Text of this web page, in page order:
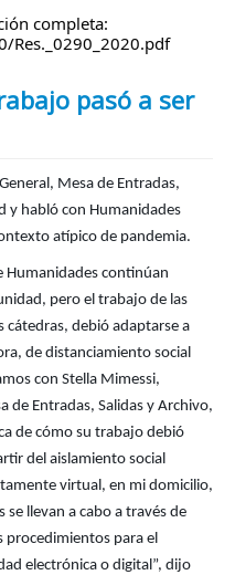
Res._0290_2020.pdf
pasó a ser
Mesa de Entradas,
y habló con Humanidades
atípico de pandemia.
Humanidades continúan
pero el trabajo de las
cátedras, debió adaptarse a
de distanciamiento social
con Stella Mimessi,
de Entradas, Salidas y Archivo,
de cómo su trabajo debió
del aislamiento social
virtual, en mi domicilio,
llevan a cabo a través de
procedimientos para el
electrónica o digital”, dijo